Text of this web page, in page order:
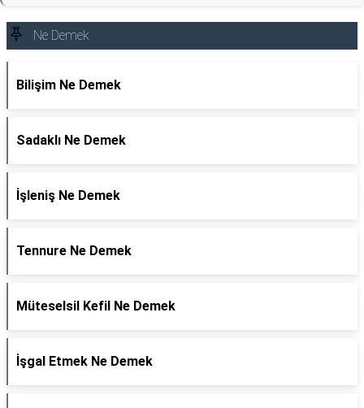
Ne Demek
Bilişim Ne Demek
Sadaklı Ne Demek
İşleniş Ne Demek
Tennure Ne Demek
Müteselsil Kefil Ne Demek
İşgal Etmek Ne Demek